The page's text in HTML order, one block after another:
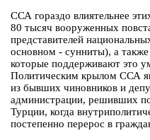
ССА гораздо влиятельнее
80 тысяч вооруженных
представителей
основном - сунниты), а
которые поддерживают это
Политическим крылом ССА
из бывших чиновников и
администрации, решивших
Турции, когда
постепенно перерос в